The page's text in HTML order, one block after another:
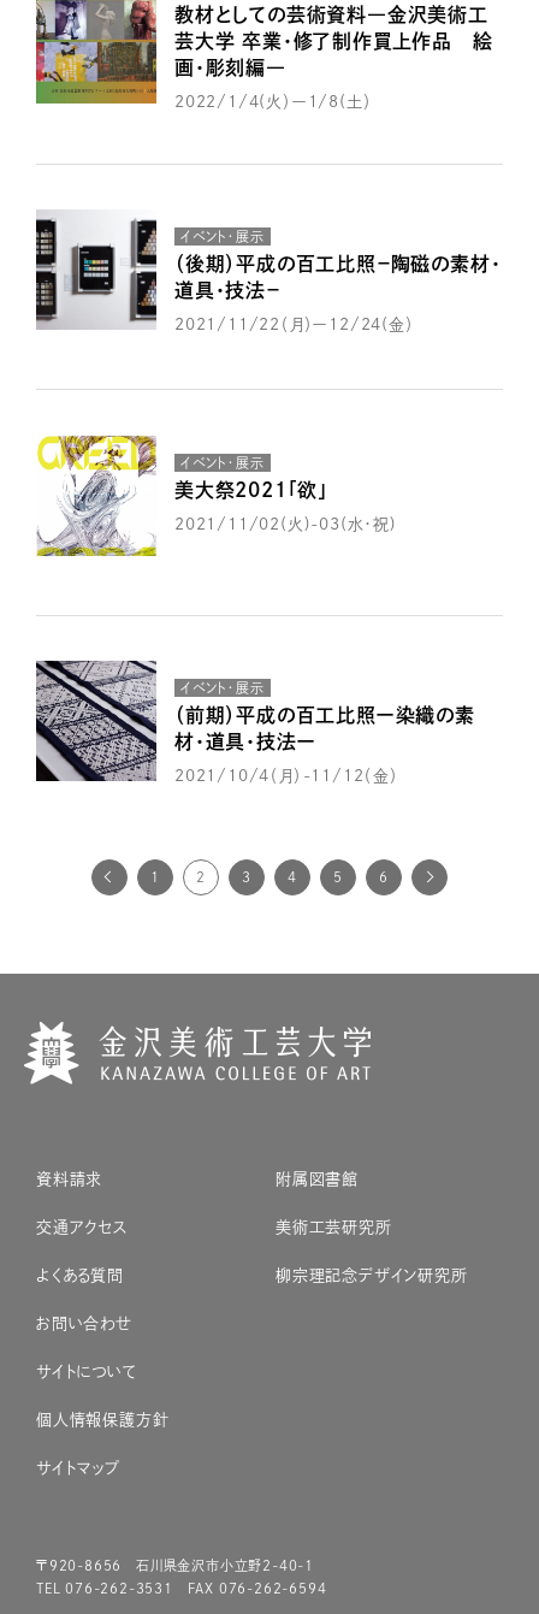
教材としての芸術資料―金沢美術工
芸大学 卒業・修了制作買上作品 絵
画・彫刻編―
2022/1/4(火）ー1/8(土）
イベント・展示
（後期）平成の百工比照－陶磁の素材・
道具・技法－
2021/11/22（月）ー12/24(金）
イベント・展示
美大祭2021「欲」
2021/11/02(火)-03(水・祝)
イベント・展示
（前期）平成の百工比照ー染織の素
材・道具・技法ー
2021/10/4（月）-11/12（金）
1 2 3 4 5 6
資料請求
交通アクセス
よくある質問
お問い合わせ
サイトについて
個人情報保護方針
サイトマップ
附属図書館
美術工芸研究所
柳宗理記念デザイン研究所
〒920-8656 石川県金沢市小立野2-40-1
TEL 076-262-3531 FAX 076-262-6594